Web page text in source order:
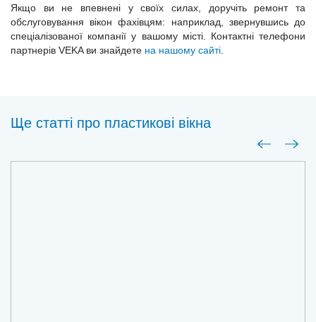
Якщо ви не впевнені у своїх силах, доручіть ремонт та
обслуговування вікон фахівцям: наприклад, звернувшись до
спеціалізованої компанії у вашому місті. Контактні телефони
партнерів VEKA ви знайдете на нашому сайті
Ще статті про пластиковi вiкна